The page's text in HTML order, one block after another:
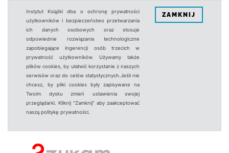
Instytut Książki dba o ochronę prywatności
użytkowników i bezpieczeństwo przetwarzania
ich danych osobowych oraz stosuje
odpowiednie rozwiązania technologiczne
zapobiegające ingerencji osób trzecich w
prywatność użytkowników. Używamy także
plików cookies, by ułatwić korzystanie z naszych
serwisów oraz do celów statystycznych.Jeśli nie
chcesz, by pliki cookies były zapisywane na
Twoim dysku zmień ustawienia swojej
przeglądarki. Kliknij "Zamknij" aby zaakceptować
naszą politykę prywatności.
ZAMKNIJ